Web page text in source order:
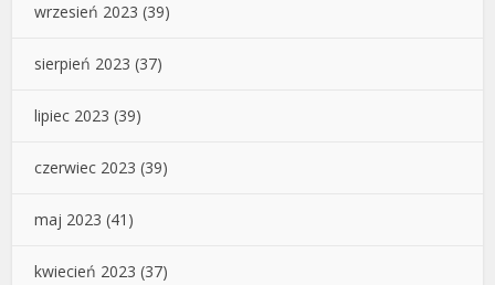
wrzesień 2023 (39)
sierpień 2023 (37)
lipiec 2023 (39)
czerwiec 2023 (39)
maj 2023 (41)
kwiecień 2023 (37)